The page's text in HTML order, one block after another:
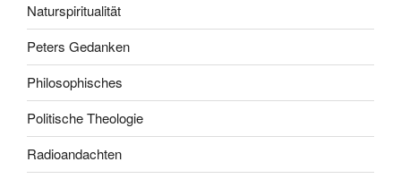
Naturspiritualität
Peters Gedanken
Philosophisches
Politische Theologie
Radioandachten